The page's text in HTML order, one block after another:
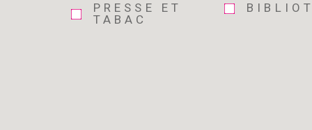
PRESSE ET
TABAC